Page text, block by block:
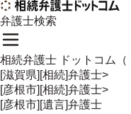
弁護士検索
相続弁護士 ドットコム（
[滋賀県][相続]弁護士>
[彦根市][相続]弁護士>
[彦根市][遺言]弁護士